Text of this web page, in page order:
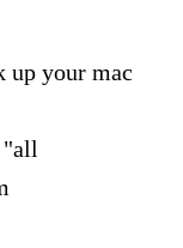
up your mac